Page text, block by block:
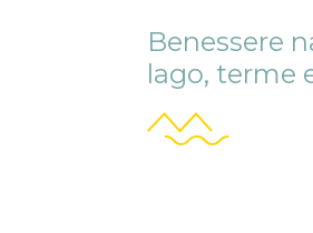
Benessere
lago, terme